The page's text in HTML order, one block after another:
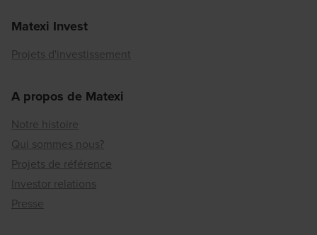
Matexi Invest
Projets d'investissement
A propos de Matexi
Notre histoire
Qui sommes nous?
Projets de référence
Investor relations
Presse